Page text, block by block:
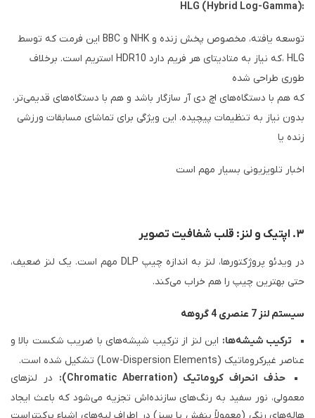
HLG (Hybrid Log-Gamma):
استریم است. برخلاف HDR10 که نیاز به متادیتای هر فریم دارد، HLG
طوری طراحی شده
که هم با دستگاه‌های اچ دی آر سازگار باشد و هم با دستگاه‌های قدیمی‌تر،
بدون نیاز به تنظیمات پیچیده. این ویژگی برای تماشای مسابقات ورزشی
زنده یا
اخبار تلویزیونی بسیار مهم است
۳. اپتیک و لنز: قلب شفافیت تصویر
در ویدئو پروژکتورها، لنز به اندازه چیپ DLP مهم است. یک لنز ضعیف،
حتی بهترین چیپ را هم خراب می‌کند.
سیستم لنز 7 عنصری 4 گروهه
ترکیب شیشه‌ها: این لنز از ترکیب شیشه‌های با ضریب شکست بالا و
عناصر غیرکروماتیک (Low-Dispersion Elements) تشکیل شده است.
حذف انحراف کروماتیک (Chromatic Aberration): در لنزهای
معمولی، نور سفید به رنگ‌های سازنده‌اش تجزیه می‌شود که باعث ایجاد
هاله‌های رنگی (معمولاً بنفش یا سبز) در اطراف لبه‌های اشیاء پرکنتراست